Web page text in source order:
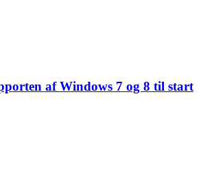
af ​​Windows 7 og 8 til start